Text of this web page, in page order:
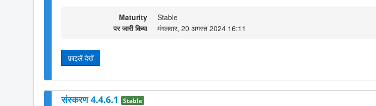
Maturity
Stable
पर जारी किया
मंगलवार, 20 अगस्त 2024 16:11
फ़ाइलें देखें
संस्करण 4.4.6.1 Stable